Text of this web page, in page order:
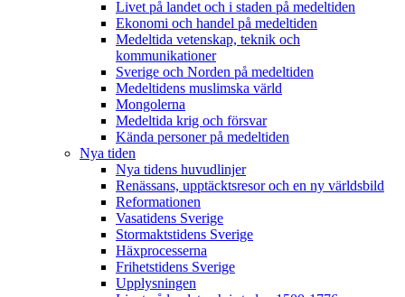
Livet på landet och i staden på medeltiden
Ekonomi och handel på medeltiden
Medeltida vetenskap, teknik och
kommunikationer
Sverige och Norden på medeltiden
Medeltidens muslimska värld
Mongolerna
Medeltida krig och försvar
Kända personer på medeltiden
Nya tiden
Nya tidens huvudlinjer
Renässans, upptäcktsresor och en ny världsbild
Reformationen
Vasatidens Sverige
Stormaktstidens Sverige
Häxprocesserna
Frihetstidens Sverige
Upplysningen